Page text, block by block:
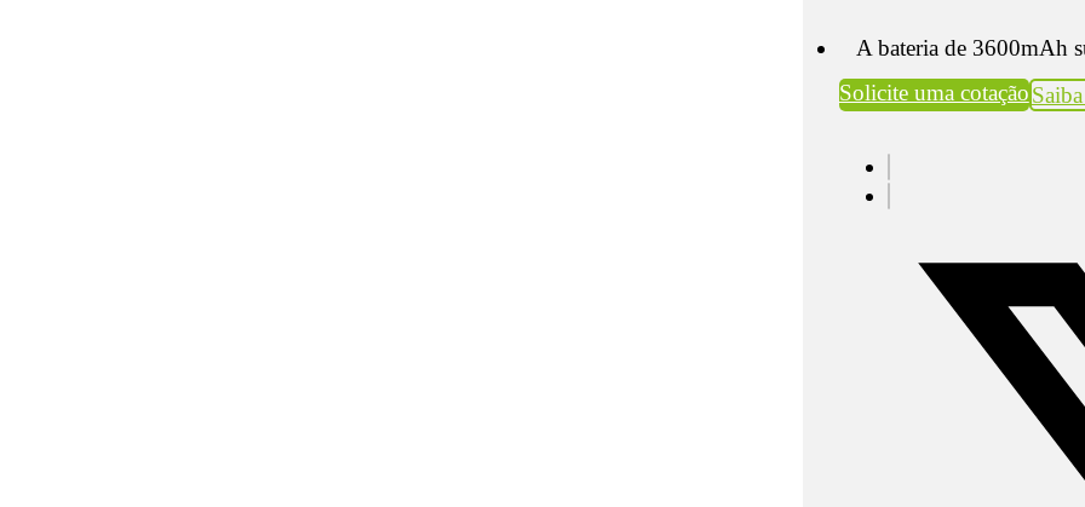
A bateria de 3600mAh
Solicite uma cotação